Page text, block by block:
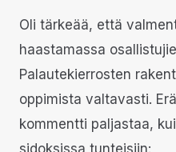
Oli tärkeää, että
haastamassa
Palautekierrosten
oppimista valtavasti.
kommentti paljastaa,